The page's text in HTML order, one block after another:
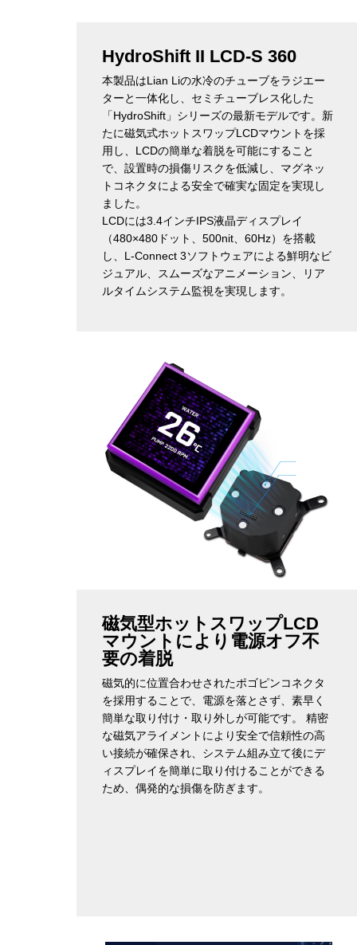
HydroShift II LCD-S 360
本製品はLian Liの水冷のチューブをラジエー
ターと一体化し、セミチューブレス化した
「HydroShift」シリーズの最新モデルです。新
たに磁気式ホットスワップLCDマウントを採
用し、LCDの簡単な着脱を可能にすること
で、設置時の損傷リスクを低減し、マグネッ
トコネクタによる安全で確実な固定を実現し
ました。
LCDには3.4インチIPS液晶ディスプレイ
（480×480ドット、500nit、60Hz）を搭載
し、L-Connect 3ソフトウェアによる鮮明なビ
ジュアル、スムーズなアニメーション、リア
ルタイムシステム監視を実現します。
磁気型ホットスワップLCD
マウントにより電源オフ不
要の着脱
磁気的に位置合わせされたポゴピンコネクタ
を採用することで、電源を落とさず、素早く
簡単な取り付け・取り外しが可能です。 精密
な磁気アライメントにより安全で信頼性の高
い接続が確保され、システム組み立て後にデ
ィスプレイを簡単に取り付けることができる
ため、偶発的な損傷を防ぎます。